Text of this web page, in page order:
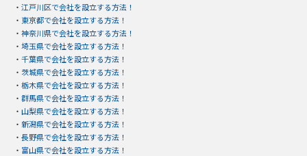
・ 江戸川区で会社を設立する方法！
・ 東京都で会社を設立する方法！
・ 神奈川県で会社を設立する方法！
・ 埼玉県で会社を設立する方法！
・ 千葉県で会社を設立する方法！
・ 茨城県で会社を設立する方法！
・ 栃木県で会社を設立する方法！
・ 群馬県で会社を設立する方法！
・ 山梨県で会社を設立する方法！
・ 新潟県で会社を設立する方法！
・ 長野県で会社を設立する方法！
・ 富山県で会社を設立する方法！